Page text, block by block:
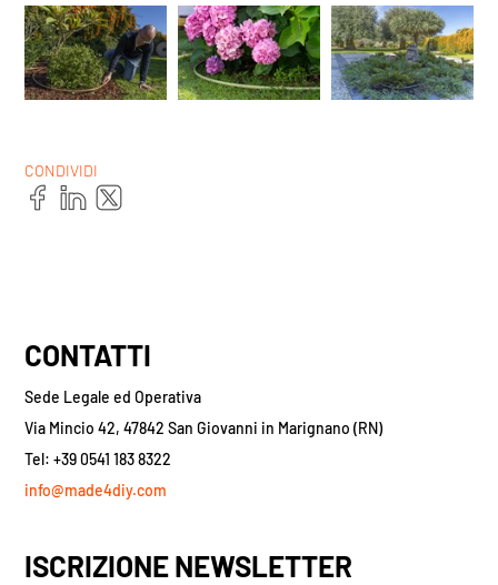
CONDIVIDI
CONTATTI
Sede Legale ed Operativa
Via Mincio 42, 47842 San Giovanni in Marignano (RN)
Tel: +39 0541 183 8322
info@made4diy.com
ISCRIZIONE NEWSLETTER